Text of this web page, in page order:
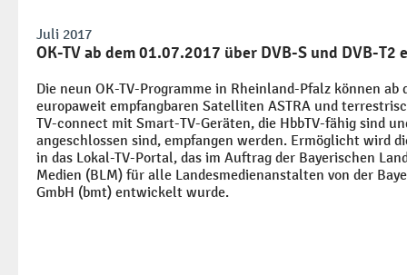
Juli 2017
OK-TV ab dem 01.07.2017 über DVB-S und DVB-T2
Die neun OK-TV-Programme in Rheinland-Pfalz können ab
europaweit empfangbaren Satelliten ASTRA und
TV-connect mit Smart-TV-Geräten, die HbbTV-fähig sind
angeschlossen sind, empfangen werden. Ermöglicht wird
in das Lokal-TV-Portal, das im Auftrag der Bayerischen
Medien (BLM) für alle Landesmedienanstalten von der
GmbH (bmt) entwickelt wurde.